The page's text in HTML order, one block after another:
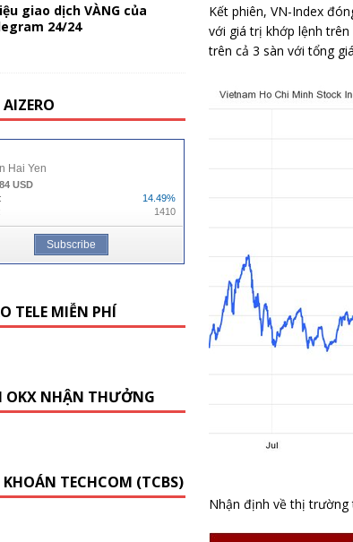
Kết phiên, VN-Index
với giá trị khớp lệnh
trên cả 3 sàn với tổng
Nhận định về thị trường
giao dịch VÀNG của
24/24
TELE MIỄN PHÍ
OKX NHẬN THƯỞNG
TECHCOM (TCBS)